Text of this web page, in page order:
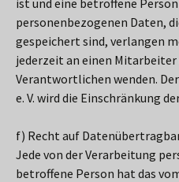
ist und eine betroffene
personenbezogenen Daten,
gespeichert sind, verlangen
jederzeit an einen Mitarbeiter
Verantwortlichen wenden.
e. V. wird die Einschränkung
f) Recht auf
Jede von der Verarbeitung
betroffene Person hat das